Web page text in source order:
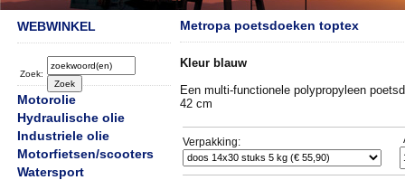
WEBWINKEL
Zoek:
Motorolie
Hydraulische olie
Industriele olie
Motorfietsen/scooters
Watersport
Metropa poetsdoeken toptex
Kleur blauw
Een multi-functionele polypropyleen
42 cm
Verpakking: